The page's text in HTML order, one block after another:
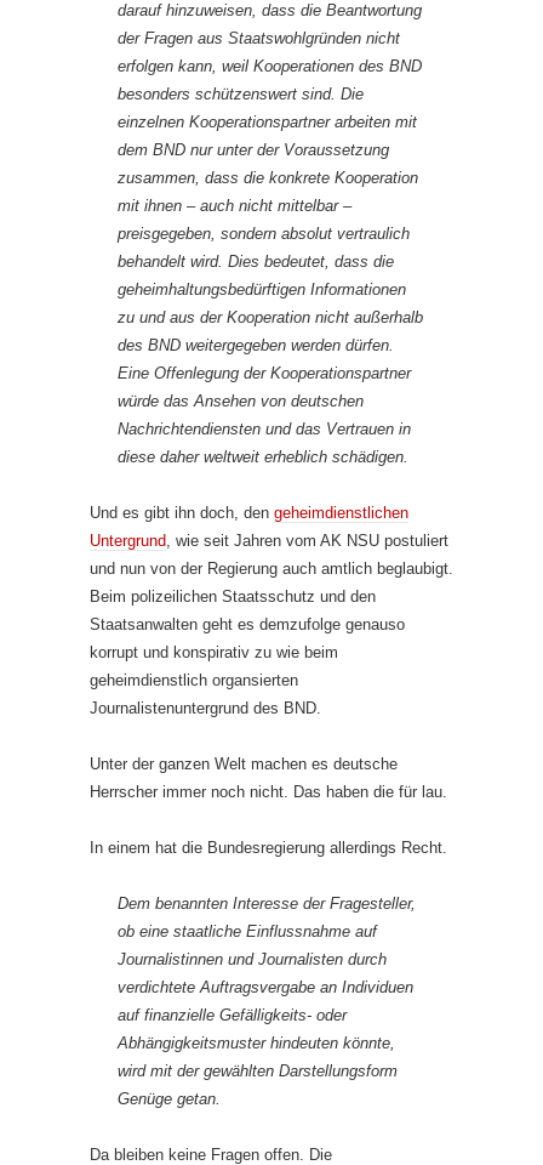
darauf hinzuweisen, dass die Beantwortung
der Fragen aus Staatswohlgründen nicht
erfolgen kann, weil Kooperationen des BND
besonders schützenswert sind. Die
einzelnen Kooperationspartner arbeiten mit
dem BND nur unter der Voraussetzung
zusammen, dass die konkrete Kooperation
mit ihnen – auch nicht mittelbar –
preisgegeben, sondern absolut vertraulich
behandelt wird. Dies bedeutet, dass die
geheimhaltungsbedürftigen Informationen
zu und aus der Kooperation nicht außerhalb
des BND weitergegeben werden dürfen.
Eine Offenlegung der Kooperationspartner
würde das Ansehen von deutschen
Nachrichtendiensten und das Vertrauen in
diese daher weltweit erheblich schädigen.
Und es gibt ihn doch, den geheimdienstlichen
Untergrund, wie seit Jahren vom AK NSU postuliert
und nun von der Regierung auch amtlich beglaubigt.
Beim polizeilichen Staatsschutz und den
Staatsanwalten geht es demzufolge genauso
korrupt und konspirativ zu wie beim
geheimdienstlich organsierten
Journalistenuntergrund des BND.
Unter der ganzen Welt machen es deutsche
Herrscher immer noch nicht. Das haben die für lau.
In einem hat die Bundesregierung allerdings Recht.
Dem benannten Interesse der Fragesteller,
ob eine staatliche Einflussnahme auf
Journalistinnen und Journalisten durch
verdichtete Auftragsvergabe an Individuen
auf finanzielle Gefälligkeits- oder
Abhängigkeitsmuster hindeuten könnte,
wird mit der gewählten Darstellungsform
Genüge getan.
Da bleiben keine Fragen offen. Die